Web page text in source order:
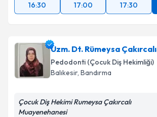
16:30
17:00 17:30
Uzm. Dt. Rümeysa Çakırcalı
Pedodonti (Çocuk Diş Hekimliği)
Balıkesir, Bandırma
Çocuk Diş Hekimi Rumeysa Çakırcalı
Muayenehanesi